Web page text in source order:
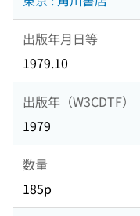
出版年月日等
1979.10
出版年（W3CDTF）
1979
数量
185p